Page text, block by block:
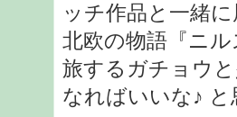
ッチ作品と一緒
北欧の物語『ニ
旅するガチョウ
なればいいな♪